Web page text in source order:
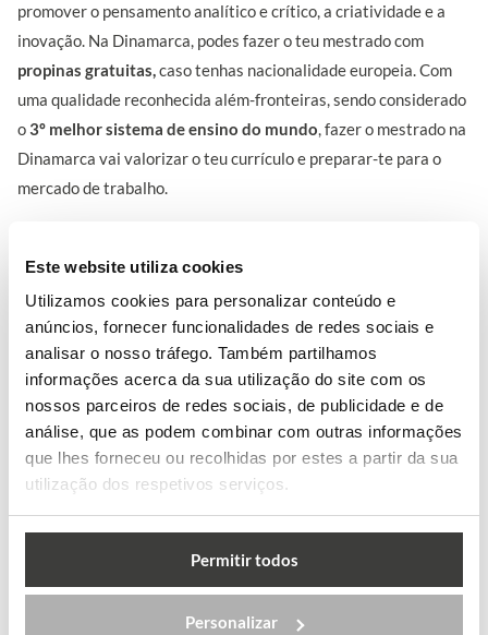
Este website utiliza cookies
Utilizamos cookies para personalizar conteúdo e
anúncios, fornecer funcionalidades de redes sociais e
analisar o nosso tráfego. Também partilhamos
informações acerca da sua utilização do site com os
nossos parceiros de redes sociais, de publicidade e de
análise, que as podem combinar com outras informações
que lhes forneceu ou recolhidas por estes a partir da sua
utilização dos respetivos serviços.
Permitir todos
Personalizar
promover o pensamento analítico e crítico, a criatividade e a
inovação. Na Dinamarca, podes fazer o teu mestrado com
propinas gratuitas,caso tenhas nacionalidade europeia.Com
uma qualidade reconhecida além-fronteiras, sendo considerado
o3º melhor sistema de ensino do mundo, fazer o mestrado na
Dinamarca vai valorizar o teu currículo e preparar-te para o
mercado de trabalho.
5 – Suécia
Na Suécia, vais encontrar um ensino bastante
prática e em trabalhar em equipa, o que te vai permitir
desenvolver as tuas capacidades interpessoais, ganhar
experiência profissional e potenciar a tua habilidade para
resolver problemas. O ensino superior neste país é também